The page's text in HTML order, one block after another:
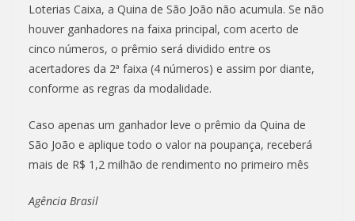
Loterias Caixa, a Quina de São João não acumula. Se não
houver ganhadores na faixa principal, com acerto de
cinco números, o prêmio será dividido entre os
acertadores da 2ª faixa (4 números) e assim por diante,
conforme as regras da modalidade.
Caso apenas um ganhador leve o prêmio da Quina de
São João e aplique todo o valor na poupança, receberá
mais de R$ 1,2 milhão de rendimento no primeiro mês
Agência Brasil